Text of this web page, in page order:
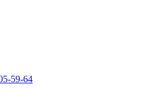
59-64